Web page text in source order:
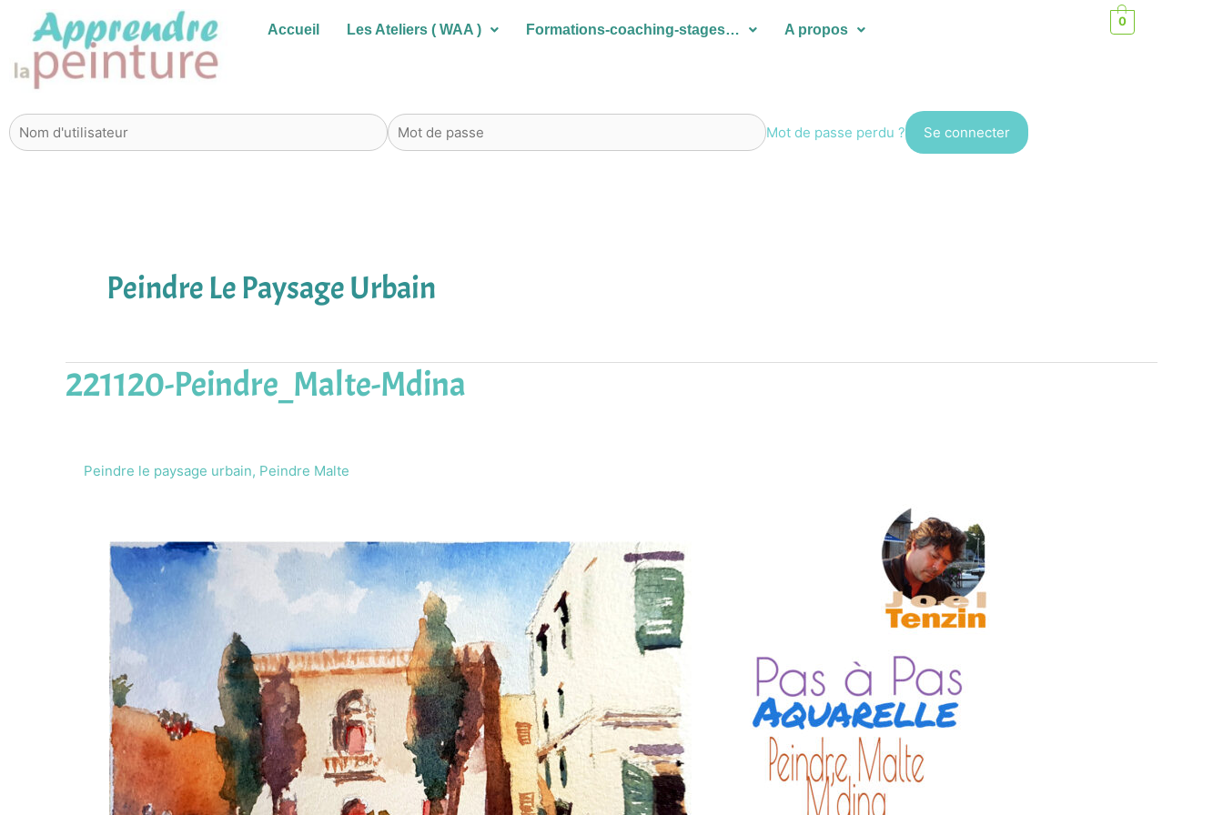
contenu
Accueil Les Ateliers ( WAA ) Formations-coaching-stages… A propos
0
Mot de passe perdu ?
Peindre Le Paysage Urbain
221120-Peindre_Malte-Mdina
Peindre le paysage urbain, Peindre Malte
221120-
Peindre_Malte-